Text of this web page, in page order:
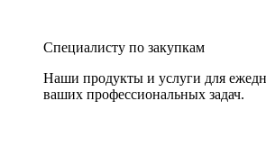
Специалисту по закупкам
Наши продукты и услуги для
ваших профессиональных задач.